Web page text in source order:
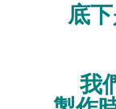
底
我